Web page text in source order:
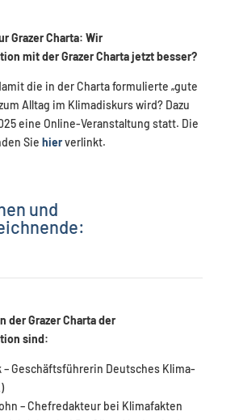
Grazer Charta: Wir
mit der Grazer Charta jetzt besser?
die in der Charta formulierte „gute
Alltag im Klimadiskurs wird? Dazu
eine Online-Veranstaltung statt. Die
Sie hierverlinkt.
und
der Grazer Charta der
sind:
– Geschäftsführerin Deutsches Klima-
– Chefredakteur bei Klimafakten